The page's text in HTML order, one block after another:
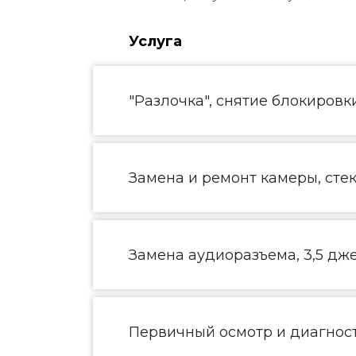
Услуга
"Разлочка", снятие
Замена и ремонт камеры,
Замена аудиоразъема, 3,5
Первичный осмотр и